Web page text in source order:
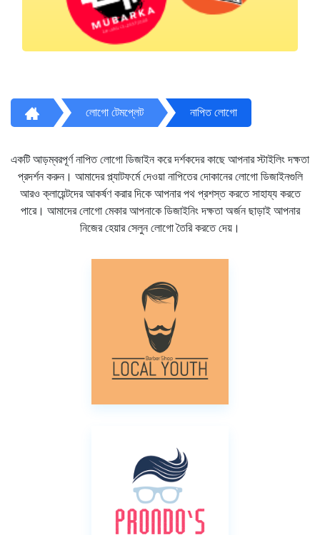
লোগো টেমপ্লেট নাপিত লোগো
একটি আড়ম্বরপূর্ণ নাপিত লোগো ডিজাইন করে দর্শকদের কাছে আপনার স্টাইলিং দক্ষতা
প্রদর্শন করুন। আমাদের প্ল্যাটফর্মে দেওয়া নাপিতের দোকানের লোগো ডিজাইনগুলি
আরও ক্লায়েন্টদের আকর্ষণ করার দিকে আপনার পথ প্রশস্ত করতে সাহায্য করতে
পারে। আমাদের লোগো মেকার আপনাকে ডিজাইনিং দক্ষতা অর্জন ছাড়াই আপনার
নিজের হেয়ার সেলুন লোগো তৈরি করতে দেয়।